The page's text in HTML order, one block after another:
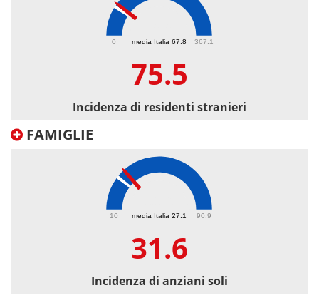
media Italia 67.8
0 367.1
75.5
Incidenza di residenti stranieri
FAMIGLIE
media Italia 27.1
10 90.9
31.6
Incidenza di anziani soli